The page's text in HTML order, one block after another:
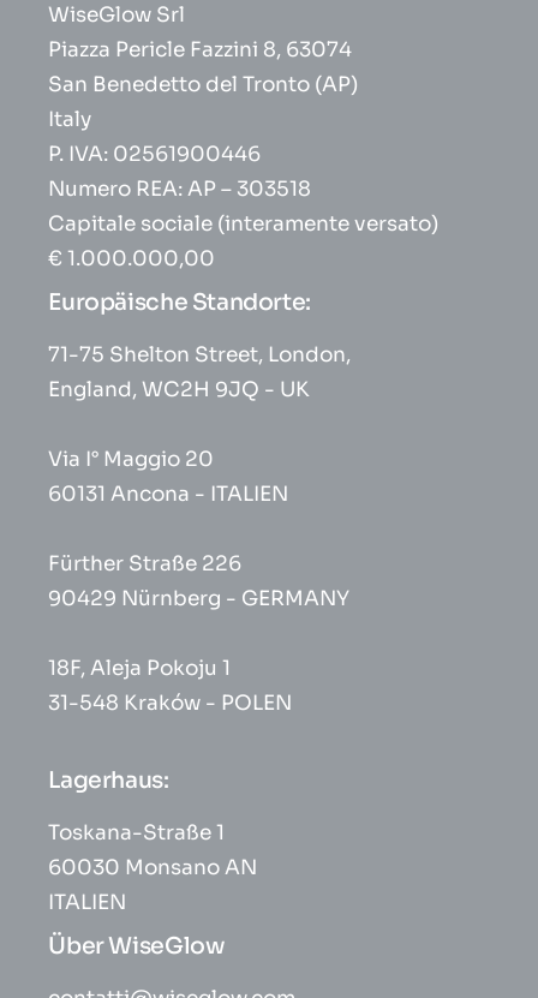
WiseGlow Srl
Piazza Pericle Fazzini 8, 63074
San Benedetto del Tronto (AP)
Italy
P. IVA: 02561900446
Numero REA: AP – 303518
Capitale sociale (interamente versato)
€ 1.000.000,00
Europäische Standorte:
71-75 Shelton Street, London,
England, WC2H 9JQ - UK
Via I° Maggio 20
60131 Ancona - ITALIEN
Fürther Straße 226
90429 Nürnberg - GERMANY
18F, Aleja Pokoju 1
31-548 Kraków - POLEN
Lagerhaus:
Toskana-Straße 1
60030 Monsano AN
ITALIEN
Über WiseGlow